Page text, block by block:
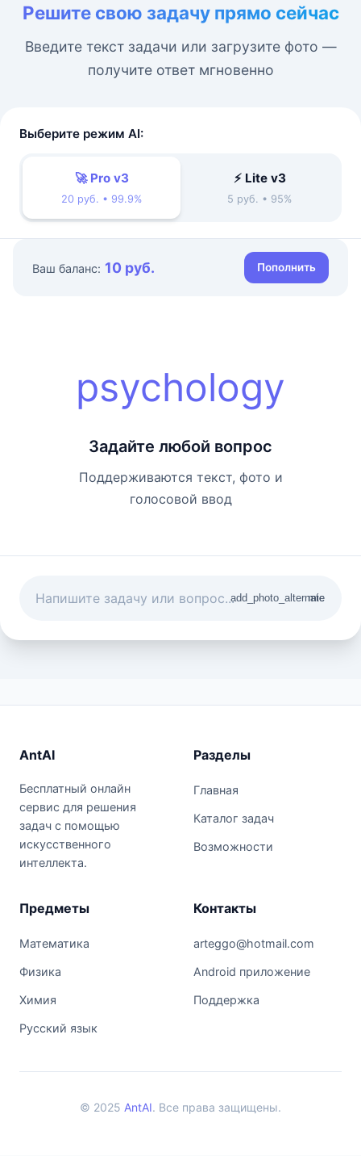
Решите свою задачу прямо сейчас
Введите текст задачи или загрузите фото —
получите ответ мгновенно
Выберите режим AI:
🚀 Pro v3
20 руб. • 99.9%
⚡ Lite v3
5 руб. • 95%
Ваш баланс: 10 руб. Пополнить
psychology
Задайте любой вопрос
Поддерживаются текст, фото и
голосовой ввод
add_photo_alternate
mic
AntAI
Бесплатный онлайн
сервис для решения
задач с помощью
искусственного
интеллекта.
Разделы
Главная
Каталог задач
Возможности
Предметы
Математика
Физика
Химия
Русский язык
Контакты
arteggo@hotmail.com
Android приложение
Поддержка
© 2025 AntAI. Все права защищены.